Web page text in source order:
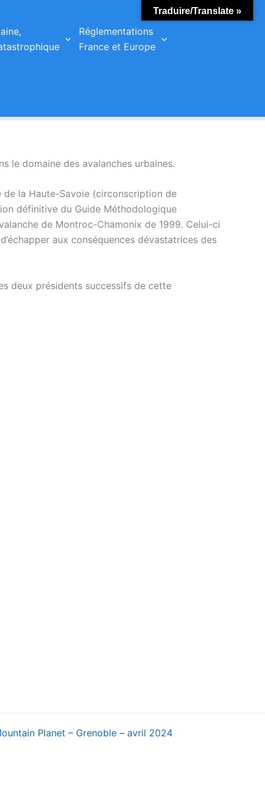
Réglementations
France et Europe
le domaine des avalanches urbaines.
de la Haute-Savoie (circonscription de
définitive du Guide Méthodologique
de Montroc-Chamonix de 1999. Celui-ci
aux conséquences dévastatrices des
deux présidents successifs de cette
Planet – Grenoble – avril 2024
Traduire/Translate »